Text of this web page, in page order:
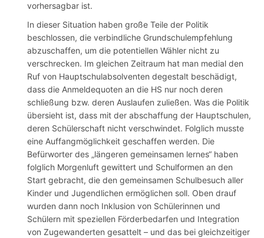
vorhersagbar ist.
In dieser Situation haben große Teile der Politik
beschlossen, die verbindliche Grundschulempfehlung
abzuschaffen, um die potentiellen Wähler nicht zu
verschrecken. Im gleichen Zeitraum hat man medial den
Ruf von Hauptschulabsolventen degestalt beschädigt,
dass die Anmeldequoten an die HS nur noch deren
schließung bzw. deren Auslaufen zuließen. Was die Politik
übersieht ist, dass mit der abschaffung der Hauptschulen,
deren Schülerschaft nicht verschwindet. Folglich musste
eine Auffangmöglichkeit geschaffen werden. Die
Befürworter des „längeren gemeinsamen lernes“ haben
folglich Morgenluft gewittert und Schulformen an den
Start gebracht, die den gemeinsamen Schulbesuch aller
Kinder und Jugendlichen ermöglichen soll. Oben drauf
wurden dann noch Inklusion von Schülerinnen und
Schülern mit speziellen Förderbedarfen und Integration
von Zugewanderten gesattelt – und das bei gleichzeitiger